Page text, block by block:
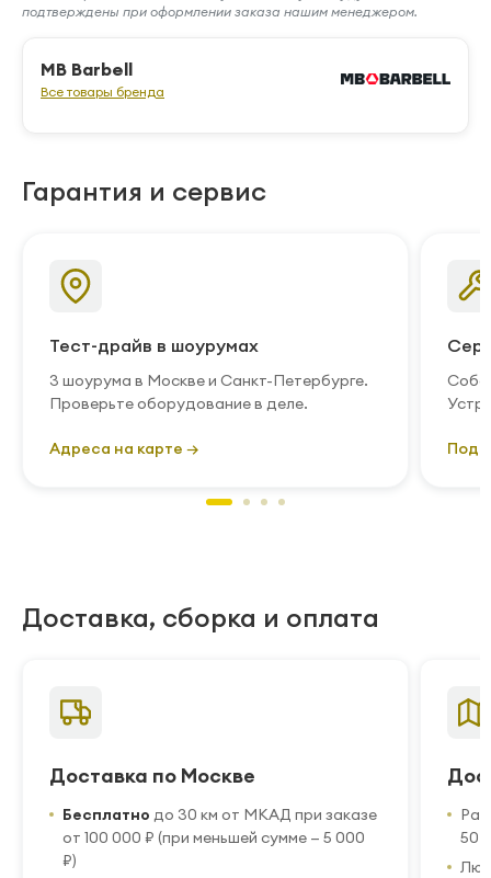
подтверждены при оформлении заказа нашим менеджером.
MB Barbell
Все товары бренда
Гарантия и сервис
Тест-драйв в шоурумах
3 шоурума в Москве и Санкт-Петербурге.
Проверьте оборудование в деле.
Адреса на карте →
Доставка, сборка и оплата
Доставка по Москве
Бесплатно до 30 км от МКАД при заказе
от 100 000 ₽ (при меньшей сумме — 5 000
₽)
50